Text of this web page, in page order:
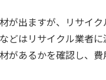
が出ますが、リサイ
どはリサイクル業者
があるかを確認し、費